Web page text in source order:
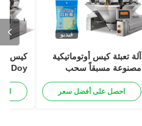
فيديو
آلة تعبئة كيس أوتوماتيكية
مصنوعة مسبقاً سحب
الحبيبات السكر الملح الأرز
الحبوب آلة تعبئة
احصل على أفضل سعر
كيس